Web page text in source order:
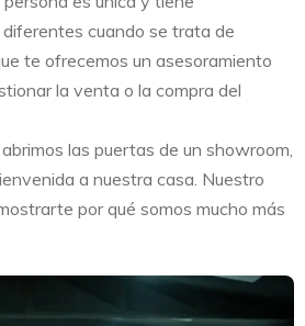
cuando se trata de
te ofrecemos un asesoramiento
la venta o la compra del
las puertas de un showroom,
a nuestra casa. Nuestro
por qué somos mucho más